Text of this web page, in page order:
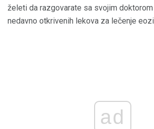
želeti da razgovarate sa svojim
nedavno otkrivenih lekova za lečenje
ad